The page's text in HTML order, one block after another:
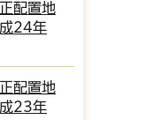
配置地
24年
配置地
23年